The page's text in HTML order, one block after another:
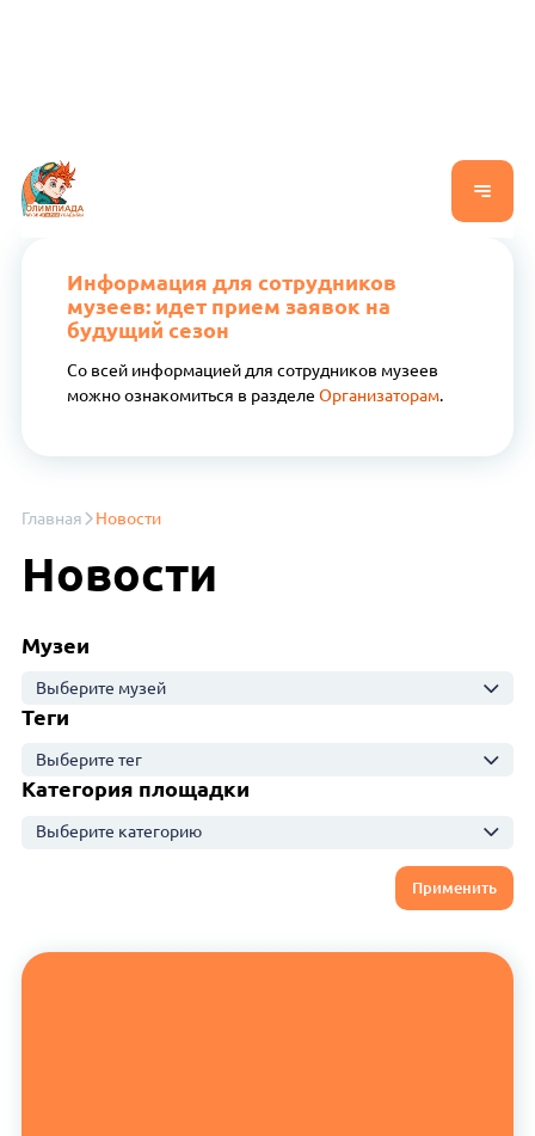
Информация для сотрудников
музеев: идет прием заявок на
будущий сезон
Со всей информацией для сотрудников музеев
можно ознакомиться в разделе Организаторам.
Главная Новости
Новости
Музеи
Выберите музей
Теги
Выберите тег
Категория площадки
Выберите категорию
Применить